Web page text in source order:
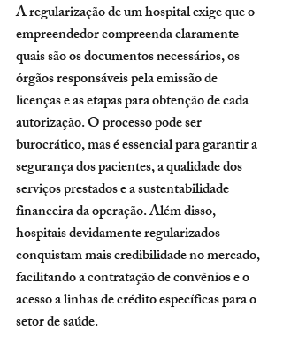
A regularização de um hospital exige que o
empreendedor compreenda claramente
quais são os documentos necessários, os
órgãos responsáveis pela emissão de
licenças e as etapas para obtenção de cada
autorização. O processo pode ser
burocrático, mas é essencial para garantir a
segurança dos pacientes, a qualidade dos
serviços prestados e a sustentabilidade
financeira da operação. Além disso,
hospitais devidamente regularizados
conquistam mais credibilidade no mercado,
facilitando a contratação de convênios e o
acesso a linhas de crédito específicas para o
setor de saúde.